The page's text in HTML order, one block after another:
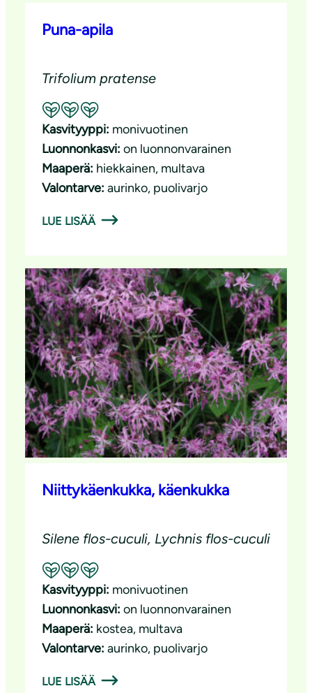
Puna-apila
Trifolium pratense
Suositeltavuus: Erinomainen pölyttäjäkasvi
Kasvityyppi: monivuotinen
Luonnonkasvi: on luonnonvarainen
Maaperä: hiekkainen, multava
Valontarve: aurinko, puolivarjo
LUE LISÄÄ
Niittykäenkukka, käenkukka
Silene flos-cuculi, Lychnis flos-cuculi
Suositeltavuus: Erinomainen pölyttäjäkasvi
Kasvityyppi: monivuotinen
Luonnonkasvi: on luonnonvarainen
Maaperä: kostea, multava
Valontarve: aurinko, puolivarjo
LUE LISÄÄ